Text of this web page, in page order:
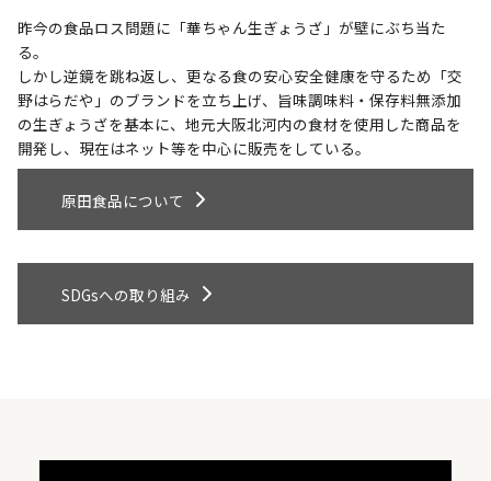
昨今の食品ロス問題に「華ちゃん生ぎょうざ」が壁にぶち当た
る。
しかし逆鏡を跳ね返し、更なる食の安心安全健康を守るため「交
野はらだや」のブランドを立ち上げ、旨味調味料・保存料無添加
の生ぎょうざを基本に、地元大阪北河内の食材を使用した商品を
開発し、現在はネット等を中心に販売をしている。
原田食品について
SDGsへの取り組み